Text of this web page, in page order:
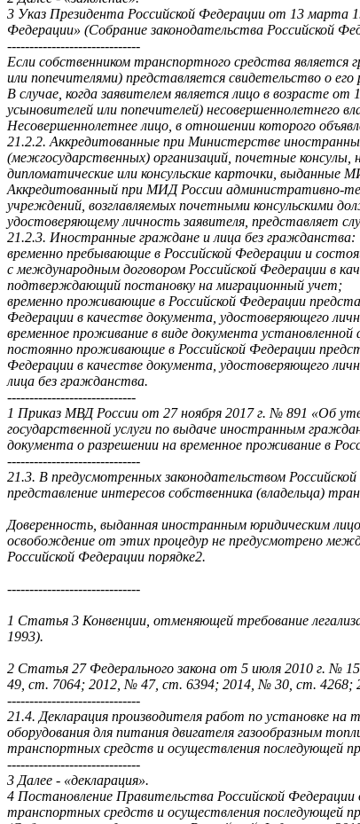
3 Указ Президента Российской Федерации от 13 марта
Федерации» (Собрание законодательства Российской
------------------------------
Если собственником транспортного средства
или попечителями) представляется свидетельство о
В случае, когда заявителем является лицо в возрасте
усыновителей или попечителей) несовершеннолетнего
Несовершеннолетнее лицо, в отношении которого
21.2.2. Аккредитованные при Министерстве
(межгосударственных) организаций, почетные
дипломатические или консульские карточки, выданные
Аккредитованный при МИД России административно-
учреждений, возглавляемых почетными консульскими
удостоверяющему личность заявителя, представляет
21.2.3. Иностранные граждане и лица без гражданства:
временно пребывающие в Российской Федерации и
с международным договором Российской Федерации в
подтверждающий постановку на миграционный учет;
временно проживающие в Российской Федерации
Федерации в качестве документа, удостоверяющего
временное проживание в виде документа
постоянно проживающие в Российской Федерации
Федерации в качестве документа, удостоверяющего
лица без гражданства.
-----------------------------
1 Приказ МВД России от 27 ноября 2017 г. № 891 «Об
государственной услуги по выдаче иностранным
документа о разрешении на временное проживание в
------------------------------
21.3. В предусмотренных законодательством
представление интересов собственника (владельца)
Доверенность, выданная иностранным юридическим
освобождение от этих процедур не предусмотрено
Российской Федерации порядке2.
------------------------------
1 Статья 3 Конвенции, отменяющей требование
1993).
2 Статья 27 Федерального закона от 5 июля 2010 г. №
49, ст. 7064; 2012, № 47, ст. 6394; 2014, № 30, ст. 4268;
------------------------------
21.4. Декларация производителя работ по установке
оборудования для питания двигателя газообразным
транспортных средств и осуществления последующей
------------------------------
3 Далее - «декларация».
4 Постановление Правительства Российской
транспортных средств и осуществления последующей